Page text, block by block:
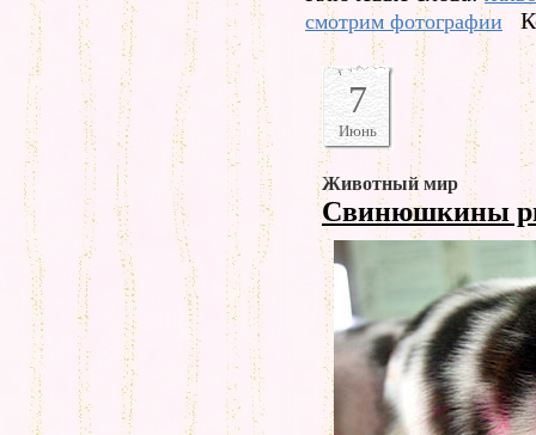
смотрим фотографии
7
Июнь
Животный мир
Свинюшкины